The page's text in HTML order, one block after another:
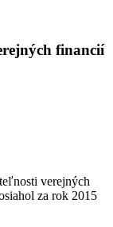
financií
verejných
za rok 2015